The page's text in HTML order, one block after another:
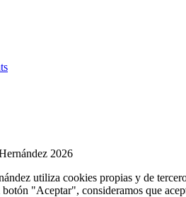
2026
utiliza cookies propias y de
"Aceptar", consideramos que